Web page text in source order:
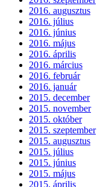
2016. augusztus
2016. július
2016. június
2016. május
2016. április
2016. március
2016. február
2016. január
2015. december
2015. november
2015. október
2015. szeptember
2015. augusztus
2015. július
2015. június
2015. május
2015. április